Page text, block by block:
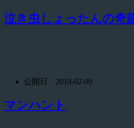
泣き虫しょったんの奇
公開日 2018-02-09
マンハント